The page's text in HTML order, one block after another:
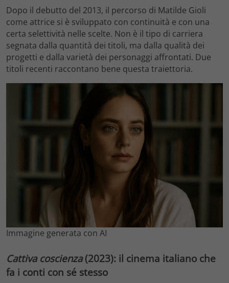
Dopo il debutto del 2013, il percorso di Matilde Gioli
come attrice si è sviluppato con continuità e con una
certa selettività nelle scelte. Non è il tipo di carriera
segnata dalla quantità dei titoli, ma dalla qualità dei
progetti e dalla varietà dei personaggi affrontati. Due
titoli recenti raccontano bene questa traiettoria.
Immagine generata con AI
Cattiva coscienza(2023): il cinema italiano che
fa i conti con sé stesso